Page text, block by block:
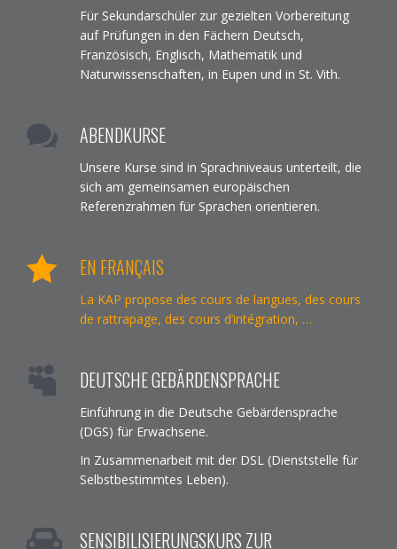
Für Sekundarschüler zur gezielten Vorbereitung
auf Prüfungen in den Fächern Deutsch,
Französisch, Englisch, Mathematik und
Naturwissenschaften, in Eupen und in St. Vith.
ABENDKURSE
Unsere Kurse sind in Sprachniveaus unterteilt, die
sich am gemeinsamen europäischen
Referenzrahmen für Sprachen orientieren.
EN FRANÇAIS
La KAP propose des cours de langues, des cours
de rattrapage, des cours d’intégration, …
DEUTSCHE GEBÄRDENSPRACHE
Einführung in die Deutsche Gebärdensprache
(DGS) für Erwachsene.
In Zusammenarbeit mit der DSL (Dienststelle für
Selbstbestimmtes Leben).
SENSIBILISIERUNGSKURS ZUR